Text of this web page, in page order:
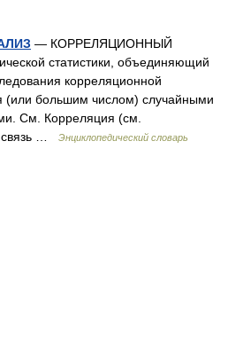
— КОРРЕЛЯЦИОННЫЙ
статистики, объединяющий
корреляционной
(или большим числом) случайными
См. Корреляция (см.
…
Энциклопедический словарь